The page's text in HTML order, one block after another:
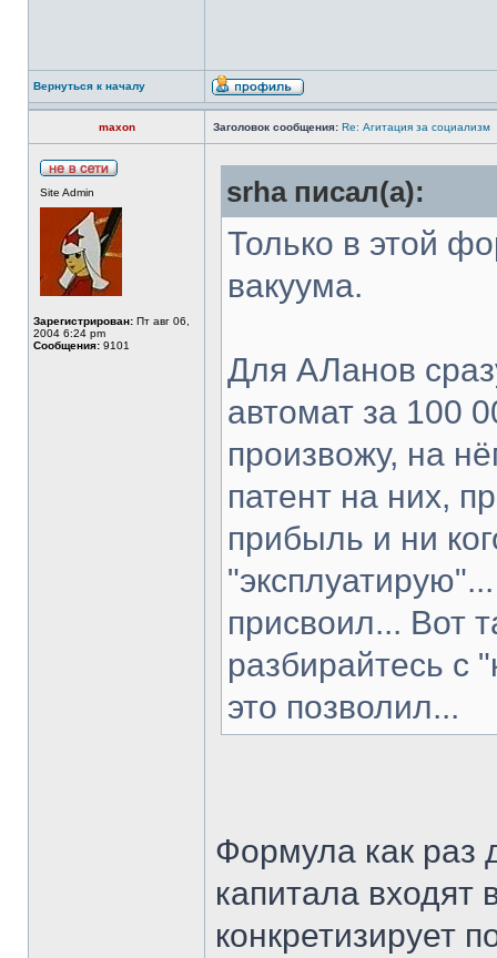
Вернуться к началу
maxon Заголовок сообщения: Re: Агитация за социализм
Site Admin
Зарегистрирован: Пт авг 06,
2004 6:24 pm
Сообщения: 9101
srha писал(а):
Только в этой
вакуума.
Для АЛанов
автомат за 100
произвожу, на
патент на них,
прибыль и ни
присвоил... Вот
разбирайтесь с
это позволил...
Формула как раз
капитала
конкретизирует